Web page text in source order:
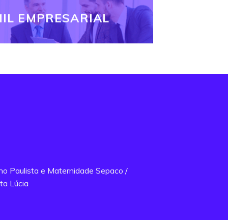
EMPRESARIAL
Paulista e Maternidade Sepaco /
Lúcia